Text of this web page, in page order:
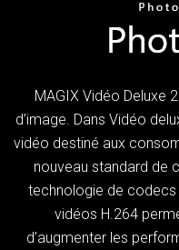
MAGIX Vidéo Deluxe
d’image. Dans Vidéo
vidéo destiné aux
nouveau standard de
technologie de
vidéos H.264
d’augmenter les